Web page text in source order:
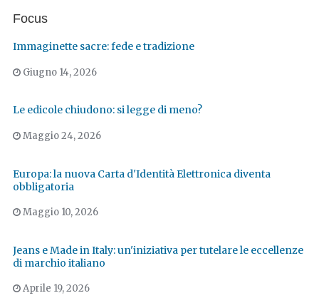
Focus
Immaginette sacre: fede e tradizione
Giugno 14, 2026
Le edicole chiudono: si legge di meno?
Maggio 24, 2026
Europa: la nuova Carta d'Identità Elettronica diventa
obbligatoria
Maggio 10, 2026
Jeans e Made in Italy: un'iniziativa per tutelare le eccellenze
di marchio italiano
Aprile 19, 2026